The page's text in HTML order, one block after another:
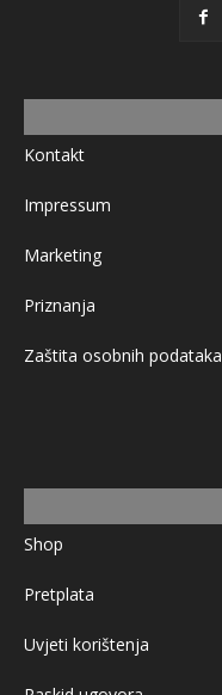
Kontakt
Impressum
Marketing
Priznanja
Zaštita osobnih podataka
Shop
Pretplata
Uvjeti korištenja